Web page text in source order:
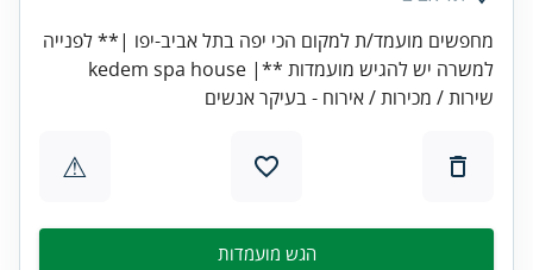
מחפשים מועמד/ת למקום הכי יפה בתל אביב-יפו |** לפנייה
למשרה יש להגיש מועמדות **| kedem spa house
שירות / מכירות / אירוח - בעיקר אנשים
⚠
הגש מועמדות